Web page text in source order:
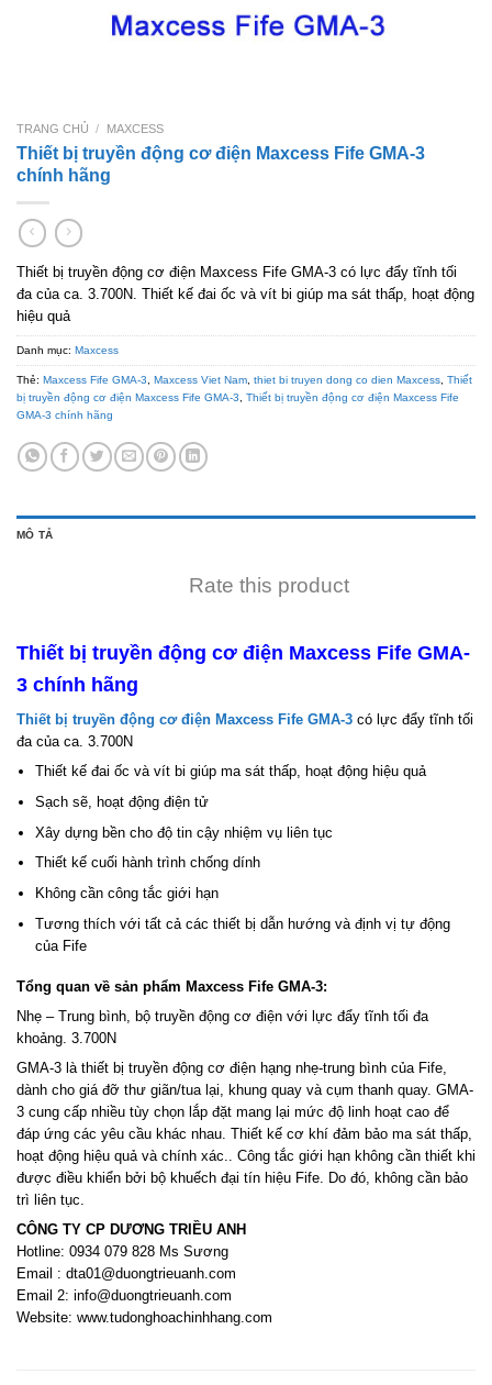
TRANG CHỦ / MAXCESS
Thiết bị truyền động cơ điện Maxcess Fife GMA-3
chính hãng
Thiết bị truyền động cơ điện Maxcess Fife GMA-3 có lực đẩy tĩnh tối
đa của ca. 3.700N. Thiết kế đai ốc và vít bi giúp ma sát thấp, hoạt động
hiệu quả
Danh mục: Maxcess
Thẻ: Maxcess Fife GMA-3 Maxcess Viet Nam thiet bi truyen dong co dien Maxcess Thiết
bị truyền động cơ điện Maxcess Fife GMA-3
Thiết bị truyền động cơ điện Maxcess Fife
GMA-3 chính hãng
MÔ TẢ
Rate this product
Thiết bị truyền động cơ điện Maxcess Fife GMA-
3 chính hãng
Thiết bị truyền động cơ điện Maxcess Fife GMA-3 có lực đẩy tĩnh tối
đa của ca. 3.700N
Thiết kế đai ốc và vít bi giúp ma sát thấp, hoạt động hiệu quả
Sạch sẽ, hoạt động điện tử
Xây dựng bền cho độ tin cậy nhiệm vụ liên tục
Thiết kế cuối hành trình chống dính
Không cần công tắc giới hạn
Tương thích với tất cả các thiết bị dẫn hướng và định vị tự động
của Fife
Tổng quan về sản phẩm Maxcess Fife GMA-3:
Nhẹ – Trung bình, bộ truyền động cơ điện với lực đẩy tĩnh tối đa
khoảng. 3.700N
GMA-3 là thiết bị truyền động cơ điện hạng nhẹ-trung bình của Fife,
dành cho giá đỡ thư giãn/tua lại, khung quay và cụm thanh quay. GMA-
3 cung cấp nhiều tùy chọn lắp đặt mang lại mức độ linh hoạt cao để
đáp ứng các yêu cầu khác nhau. Thiết kế cơ khí đảm bảo ma sát thấp,
hoạt động hiệu quả và chính xác.. Công tắc giới hạn không cần thiết khi
được điều khiển bởi bộ khuếch đại tín hiệu Fife. Do đó, không cần bảo
trì liên tục.
CÔNG TY CP DƯƠNG TRIỀU ANH
Hotline: 0934 079 828 Ms Sương
Email : dta01@duongtrieuanh.com
Email 2: info@duongtrieuanh.com
Website: www.tudonghoachinhhang.com